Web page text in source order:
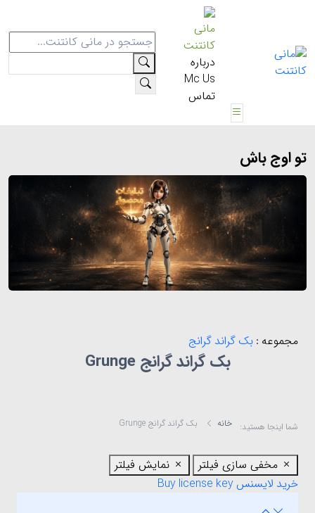
مانی
کانتنت
درباره
Mc Us
تماس
تو اوج باش
مجموعه : بک گراند گرانج
بک گراند گرانج Grunge
شما اینجا هستید: خانه بک گراند گرانج Grunge
مخفی سازی فیلتر
نمایش فیلتر
خرید لایسنس Buy license key